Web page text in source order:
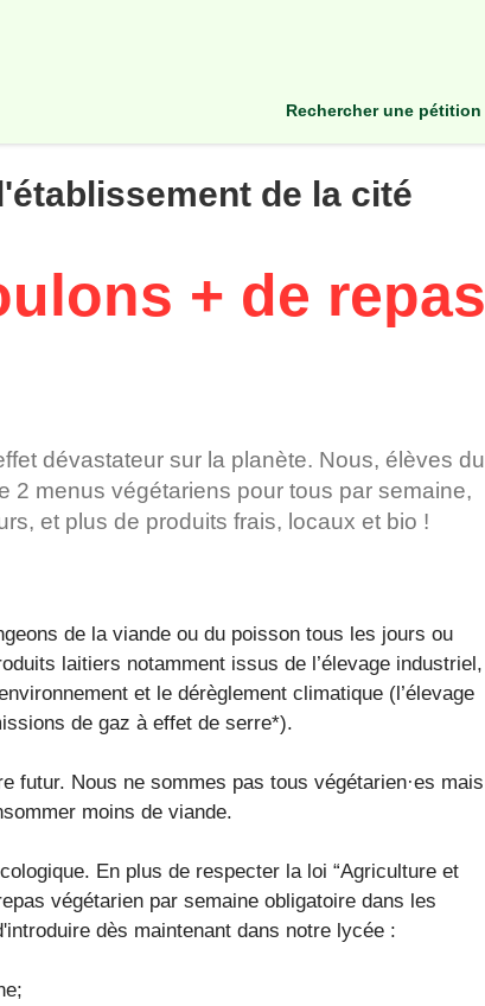
rechercher une pétition
de la cité
+ de repas
dévastateur sur la planète. Nous, élèves du
2 menus végétariens pour tous par semaine,
et plus de produits frais, locaux et bio !
de la viande ou du poisson tous les jours ou
laitiers notamment issus de l’élevage industriel,
et le dérèglement climatique (l’élevage
de gaz à effet de serre*).
futur. Nous ne sommes pas tous végétarien·es mais
moins de viande.
En plus de respecter la loi “Agriculture et
végétarien par semaine obligatoire dans les
dès maintenant dans notre lycée :